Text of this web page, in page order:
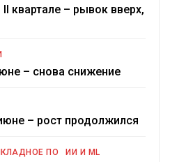
квартале – рывок вверх,
– снова снижение
– рост продолжился
ПО ИИ И ML